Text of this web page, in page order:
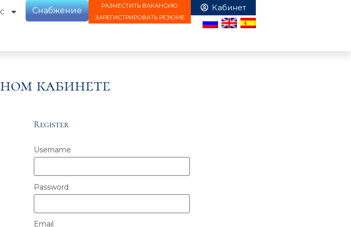
Снабжение
РАЗМЕСТИТЬ ВАКАНСИЮ
ЗАРЕГИСТРИРОВАТЬ РЕЗЮМЕ
кабинете
Register
Username
Password
Email